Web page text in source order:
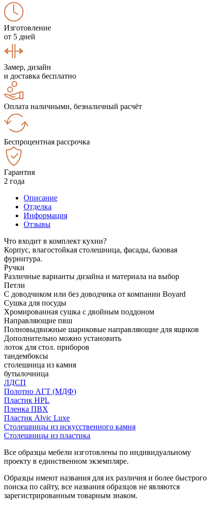
Изготовление
от 5 дней
Замер, дизайн
и доставка бесплатно
Оплата наличными, безналичный расчёт
Беспроцентная рассрочка
Гарантия
2 года
Описание
Отделка
Информация
Отзывы
Что входит в комплект кухни?
Корпус, влагостойкая столешница, фасады, базовая
фурнитура.
Ручки
Различные варианты дизайна и материала на выбор
Петли
С доводчиком или без доводчика от компании Boyard
Сушка для посуды
Хромированная сушка с двойным поддоном
Направляющие пвш
Полновыдвижные шариковые направляющие для ящиков
Дополнительно можно установить
лоток для стол. приборов
тандембоксы
столешница из камня
бутылочница
ЛДСП
Полотно АГТ (МДФ)
Пластик HPL
Пленка ПВХ
Пластик Alvic Luxe
Столешницы из искусственного камня
Столешницы из пластика
Все образцы мебели изготовлены по индивидуальному
проекту в единственном экземпляре.
Образцы имеют названия для их различия и более быстрого
поиска по сайту, все названия образцов не являются
зарегистрированным товарным знаком.